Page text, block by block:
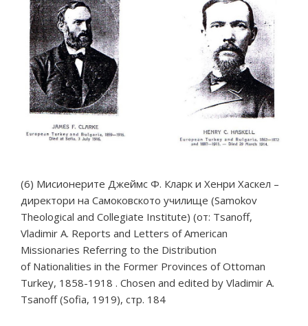
(6) Мисионерите Джеймс Ф. Кларк и Хенри Хаскел –
директори на Самоковското училище (Samokov
Theological and Collegiate Institute) (от: Tsanoff,
Vladimir A. Reports and Letters of American
Missionaries Referring to the Distribution
of Nationalities in the Former Provinces of Ottoman
Turkey, 1858-1918 . Chosen аnd edited by Vladimir A.
Tsanoff (Sofia, 1919), стр. 184